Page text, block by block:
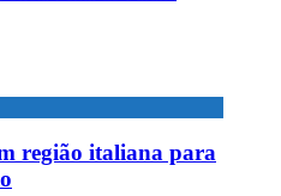
região italiana para